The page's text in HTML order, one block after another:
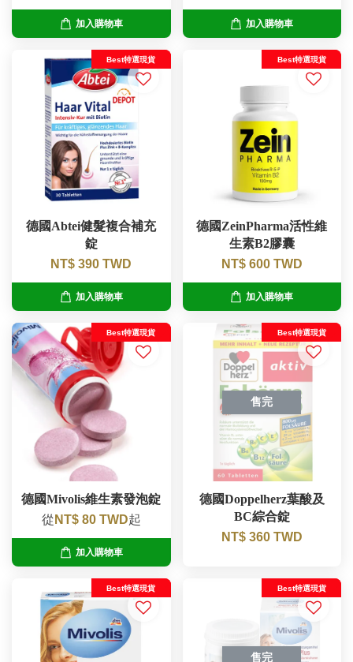
加入購物車 加入購物車
Best特選現貨
德國Abtei健髮複合補充
錠
NT$ 390 TWD
加入購物車
Best特選現貨
德國ZeinPharma活性維
生素B2膠囊
NT$ 600 TWD
加入購物車
Best特選現貨
德國Mivolis維生素發泡錠
從 NT$ 80 TWD起
加入購物車
售完
Best特選現貨
德國Doppelherz葉酸及
BC綜合錠
NT$ 360 TWD
Best特選現貨
售完
Best特選現貨